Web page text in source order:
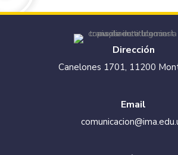
Dirección
Canelones 1701, 11200
Email